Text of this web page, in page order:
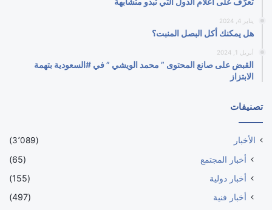
يناير 4, 2024
هل يمكنك أكل البصل المنبت؟
أبريل 1, 2024
القبض على صانع المحتوى ” محمد الويشي ” في #السعودية بتهمة
الابتزاز
تصنيفات
الأخبار (3٬089)
أخبار المجتمع
(65)
أخبار دولية
(155)
أخبار فنية
(497)